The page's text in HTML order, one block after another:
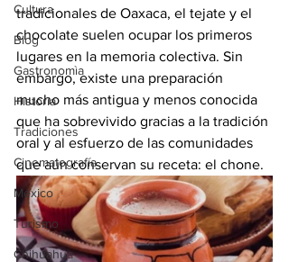
Cultura
Blog
Gastronomìa
Historia
Tradiciones
Cinematografía
México
Turismo
Chihuahua
tradicionales de Oaxaca, el tejate y el
chocolate suelen ocupar los primeros
lugares en la memoria colectiva. Sin
embargo, existe una preparación
mucho más antigua y menos conocida
que ha sobrevivido gracias a la tradición
oral y al esfuerzo de las comunidades
que aún conservan su receta: el chone.